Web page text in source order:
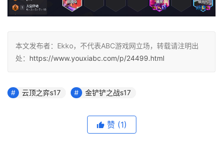
本文发布者：Ekko，不代表ABC游戏网立场，转载请注明出
处： https://www.youxiabc.com/p/24499.html
云顶之弈s17 金铲铲之战s17
赞 (1)